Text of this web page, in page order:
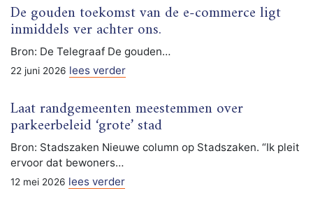
De gouden toekomst van de e-commerce ligt
inmiddels ver achter ons.
Bron: De Telegraaf De gouden…
22 juni 2026 lees verder
Laat randgemeenten meestemmen over
parkeerbeleid ‘grote’ stad
Bron: Stadszaken Nieuwe column op Stadszaken. “Ik pleit
ervoor dat bewoners…
12 mei 2026 lees verder